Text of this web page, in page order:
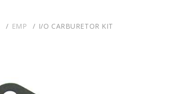
EMP I/O CARBURETOR KIT